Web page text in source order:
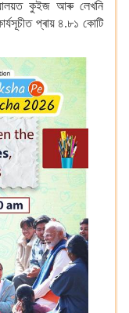
কুইজ আৰু লেখনি
প্ৰায় ৪.৮১ কোটি